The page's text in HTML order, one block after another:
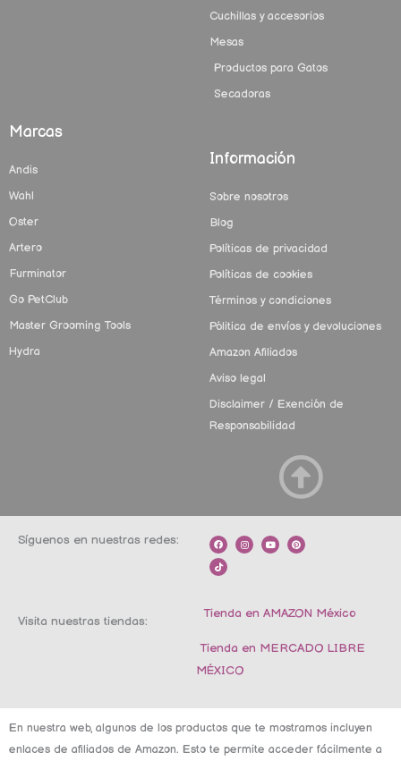
Cuchillas y accesorios
Mesas
Productos para Gatos
Secadoras
Marcas
Andis
Wahl
Oster
Artero
Furminator
Go PetClub
Master Grooming Tools
Hydra
Información
Sobre nosotros
Blog
Políticas de privacidad
Políticas de cookies
Términos y condiciones
Pólitica de envíos y devoluciones
Amazon Afiliados
Aviso legal
Disclaimer / Exención de
Responsabilidad
Síguenos en nuestras redes:
F
a
c
e
b
I
n
s
m
Y
o
u
P
i
n
t
T
i
k
t
o
Visita nuestras tiendas:
Tienda en AMAZON México
Tienda en MERCADO LIBRE
MÉXICO
En nuestra web, algunos de los productos que te mostramos incluyen
enlaces de afiliados de Amazon. Esto te permite acceder fácilmente a